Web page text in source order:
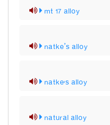
mt 17 alloy
natke’s alloy
natke's alloy
natural alloy